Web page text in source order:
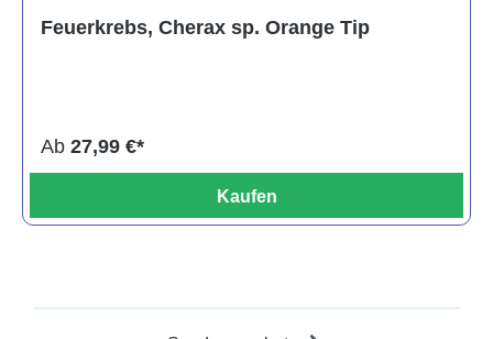
Feuerkrebs, Cherax sp. Orange Tip
Ab 27,99 €*
Kaufen